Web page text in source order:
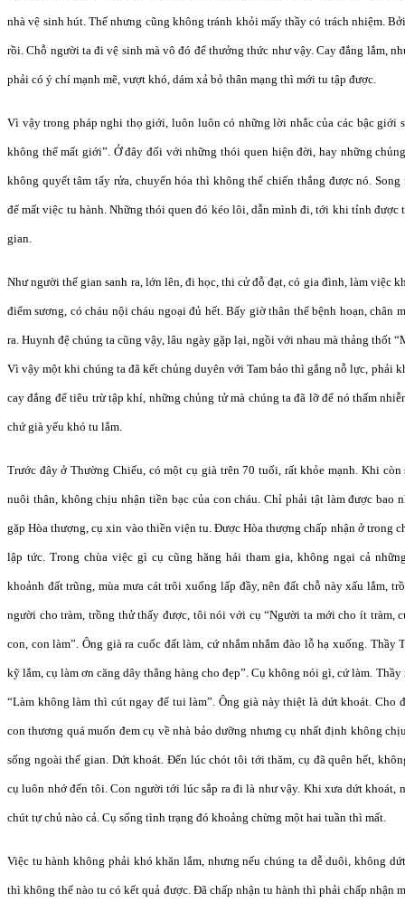
nhà vệ sinh hút. Thế nhưng cũng không tránh khỏi mấy thầy có trách nhiệm.
rồi. Chỗ người ta đi vệ sinh mà vô đó để thưởng thức như vậy. Cay đắng lắm,
phải có ý chí mạnh mẽ, vượt khó, dám xả bỏ thân mạng thì mới tu tập được.
Vì vậy trong pháp nghi thọ giới, luôn luôn có những lời nhắc của các bậc giới
không thể mất giới”. Ở đây đối với những thói quen hiện đời, hay những
không quyết tâm tẩy rửa, chuyển hóa thì không thể chiến thắng được nó.
để mất việc tu hành. Những thói quen đó kéo lôi, dẫn mình đi, tới khi tỉnh được
gian.
Như người thế gian sanh ra, lớn lên, đi học, thi cử đỗ đạt, có gia đình, làm việc
điểm sương, có cháu nội cháu ngoại đủ hết. Bấy giờ thân thể bệnh hoạn, chân
ra. Huynh đệ chúng ta cũng vậy, lâu ngày gặp lại, ngồi với nhau mà thảng thốt
Vì vậy một khi chúng ta đã kết chủng duyên với Tam bảo thì gắng nỗ lực, phải
cay đắng để tiêu trừ tập khí, những chủng tử mà chúng ta đã lỡ để nó thấm
chứ già yếu khó tu lắm.
Trước đây ở Thường Chiếu, có một cụ già trên 70 tuổi, rất khỏe mạnh. Khi
nuôi thân, không chịu nhận tiền bạc của con cháu. Chỉ phải tật làm được bao
gặp Hòa thượng, cụ xin vào thiền viện tu. Được Hòa thượng chấp nhận ở trong
lập tức. Trong chùa việc gì cụ cũng hăng hái tham gia, không ngại cả
khoảnh đất trũng, mùa mưa cát trôi xuống lấp đầy, nên đất chỗ này xấu lắm,
người cho tràm, trồng thử thấy được, tôi nói với cụ “Người ta mới cho ít tràm,
con, con làm”. Ông già ra cuốc đất làm, cứ nhắm nhắm đào lỗ hạ xuống.
kỹ lắm, cụ làm ơn căng dây thẳng hàng cho đẹp”. Cụ không nói gì, cứ làm.
“Làm không làm thì cút ngay để tui làm”. Ông già này thiệt là dứt khoát. Cho
con thương quá muốn đem cụ về nhà bảo dưỡng nhưng cụ nhất định không
sống ngoài thế gian. Dứt khoát. Đến lúc chót tôi tới thăm, cụ đã quên hết,
cụ luôn nhớ đến tôi. Con người tới lúc sắp ra đi là như vậy. Khi xưa dứt khoát,
chút tự chủ nào cả. Cụ sống tình trạng đó khoảng chừng một hai tuần thì mất.
Việc tu hành không phải khó khăn lắm, nhưng nếu chúng ta dễ duôi, không
thì không thể nào tu có kết quả được. Đã chấp nhận tu hành thì phải chấp nhận